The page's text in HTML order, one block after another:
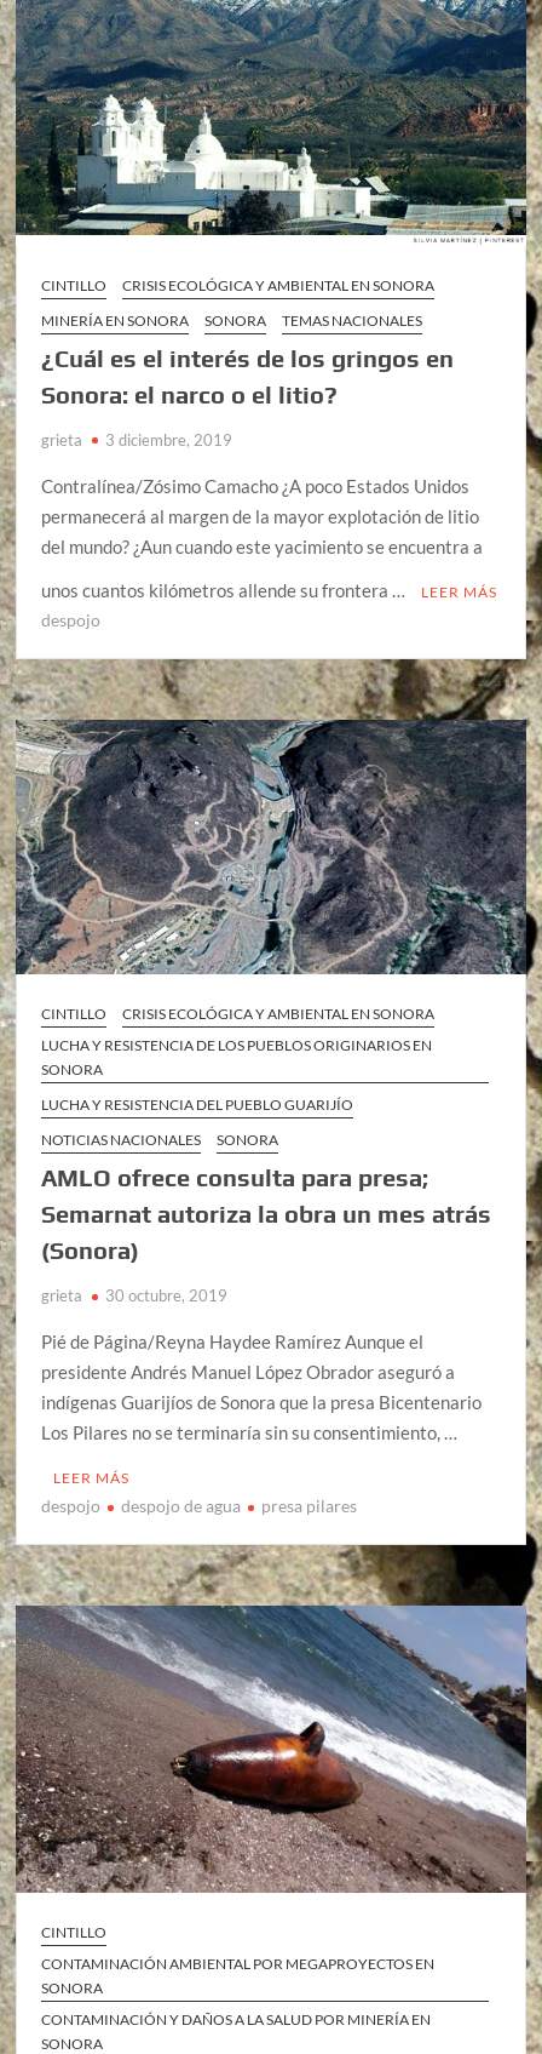
CINTILLO
CRISIS ECOLÓGICA Y AMBIENTAL EN SONORA
MINERÍA EN SONORA
SONORA TEMAS NACIONALES
¿Cuál es el interés de los gringos en
Sonora: el narco o el litio?
grieta 3 diciembre, 2019
Contralínea/Zósimo Camacho ¿A poco Estados Unidos
permanecerá al margen de la mayor explotación de litio
del mundo? ¿Aun cuando este yacimiento se encuentra a
unos cuantos kilómetros allende su frontera …
LEER MÁS
despojo
CINTILLO
CRISIS ECOLÓGICA Y AMBIENTAL EN SONORA
LUCHA Y RESISTENCIA DE LOS PUEBLOS ORIGINARIOS EN
SONORA
LUCHA Y RESISTENCIA DEL PUEBLO GUARIJÍO
NOTICIAS NACIONALES
SONORA
AMLO ofrece consulta para presa;
Semarnat autoriza la obra un mes atrás
(Sonora)
grieta 30 octubre, 2019
Pié de Página/Reyna Haydee Ramírez Aunque el
presidente Andrés Manuel López Obrador aseguró a
indígenas Guarijíos de Sonora que la presa Bicentenario
Los Pilares no se terminaría sin su consentimiento, …
LEER MÁS
despojo despojo de agua presa pilares
CINTILLO
CONTAMINACIÓN AMBIENTAL POR MEGAPROYECTOS EN
SONORA
CONTAMINACIÓN Y DAÑOS A LA SALUD POR MINERÍA EN
SONORA